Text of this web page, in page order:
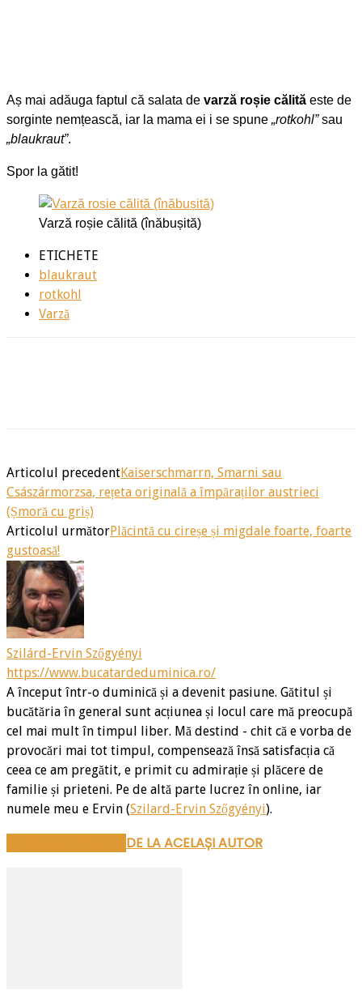
Aș mai adăuga faptul că salata de varză roșie călită este de
sorginte nemțească, iar la mama ei i se spune „rotkohl”sau
„blaukraut”.
Spor la gătit!
Varză roșie călită (înăbușită)
ETICHETE
blaukraut
rotkohl
Varză
Articolul precedentKaiserschmarrn, Smarni sau
Császármorzsa, rețeta originală a împăraților austrieci
(Șmoră cu griș)
Articolul următorPlăcintă cu cireșe și migdale foarte, foarte
gustoasă!
Szilárd-Ervin Szőgyényi
https://www.bucatardeduminica.ro/
A început într-o duminică și a devenit pasiune. Gătitul și
bucătăria în general sunt acțiunea și locul care mă preocupă
cel mai mult în timpul liber. Mă destind - chit că e vorba de
provocări mai tot timpul, compensează însă satisfacția că
ceea ce am pregătit, e primit cu admirație și plăcere de
familie și prieteni. Pe de altă parte lucrez în online, iar
numele meu e Ervin (Szilard-Ervin Szőgyényi).
DE LA ACELAȘI AUTOR